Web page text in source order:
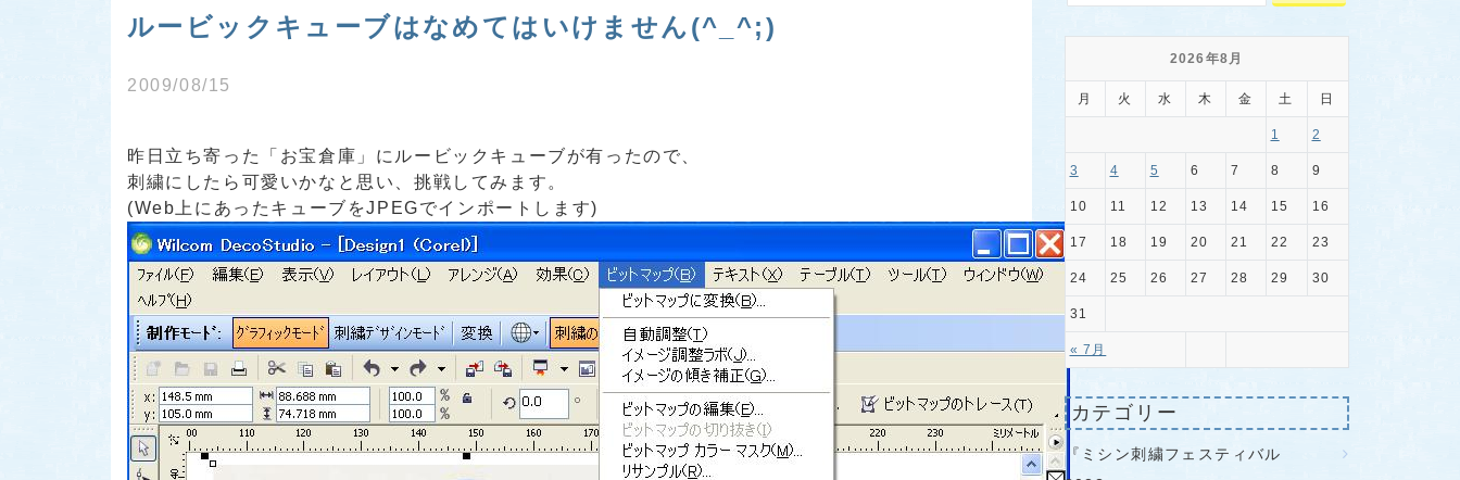
ルービックキューブはなめてはいけません(^_^;)
2009/08/15
昨日立ち寄った「お宝倉庫」にルービックキューブが有ったので、
刺繍にしたら可愛いかなと思い、挑戦してみます。
(Web上にあったキューブをJPEGでインポートします)
2026年8月
月 火 水 木 金 土 日
« 7月
1 2
3 4 5 6 7 8 9
10 11 12 13 14 15 16
17 18 19 20 21 22 23
24 25 26 27 28 29 30
31
カテゴリー
『ミシン刺繍フェスティバル